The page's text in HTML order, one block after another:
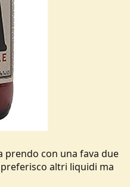
prendo con una fava due
altri liquidi ma